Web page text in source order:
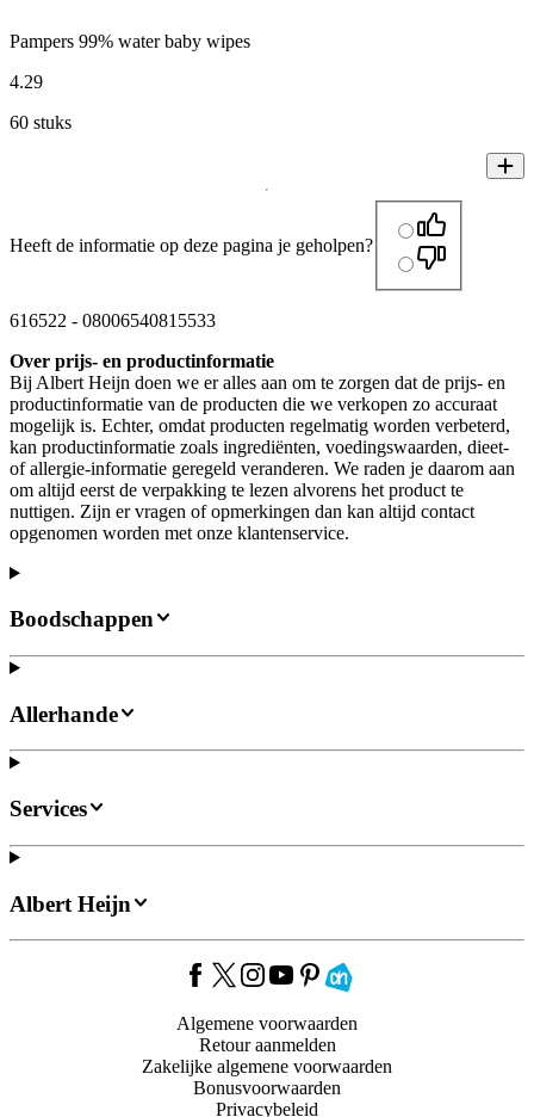
Pampers 99% water baby wipes
4.29
60 stuks
Heeft de informatie op deze pagina je geholpen?
616522 - 08006540815533
Over prijs- en productinformatie
Bij Albert Heijn doen we er alles aan om te zorgen dat de prijs- en
productinformatie van de producten die we verkopen zo accuraat
mogelijk is. Echter, omdat producten regelmatig worden verbeterd,
kan productinformatie zoals ingrediënten, voedingswaarden, dieet-
of allergie-informatie geregeld veranderen. We raden je daarom aan
om altijd eerst de verpakking te lezen alvorens het product te
nuttigen. Zijn er vragen of opmerkingen dan kan altijd contact
opgenomen worden met onze klantenservice.
Boodschappen
Allerhande
Services
Albert Heijn
Algemene voorwaarden
Retour aanmelden
Zakelijke algemene voorwaarden
Bonusvoorwaarden
Privacybeleid